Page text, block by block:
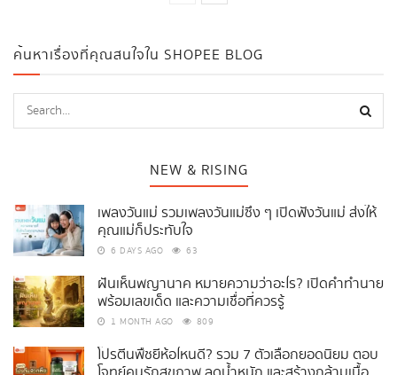
ค้นหาเรื่องที่คุณสนใจใน SHOPEE BLOG
NEW & RISING
เพลงวันแม่ รวมเพลงวันแม่ซึ้ง ๆ เปิดฟังวันแม่ ส่งให้
คุณแม่ก็ประทับใจ
6 DAYS AGO 63
ฝันเห็นพญานาค หมายความว่าอะไร? เปิดคำทำนาย
พร้อมเลขเด็ด และความเชื่อที่ควรรู้
1 MONTH AGO 809
โปรตีนพืชยี่ห้อไหนดี? รวม 7 ตัวเลือกยอดนิยม ตอบ